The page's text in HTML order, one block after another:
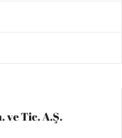
ve Tic. A.Ş.